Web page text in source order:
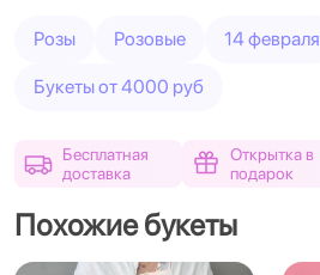
Розы Розовые 14 февраля
Букеты от 4000 руб
Бесплатная
доставка
Открытка в
подарок
Похожие букеты